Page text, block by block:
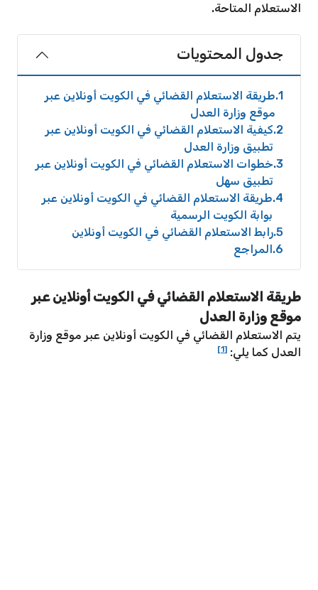
الاستعلام المتاحة.
جدول المحتويات
1 طريقة الاستعلام القضائي في الكويت أونلاين عبر
موقع وزارة العدل
2 كيفية الاستعلام القضائي في الكويت أونلاين عبر
تطبيق وزارة العدل
3 خطوات الاستعلام القضائي في الكويت أونلاين عبر
تطبيق سهل
4 طريقة الاستعلام القضائي في الكويت أونلاين عبر
بوابة الكويت الرسمية
5 رابط الاستعلام القضائي في الكويت أونلاين
6 المراجع
طريقة الاستعلام القضائي في الكويت أونلاين عبر
موقع وزارة العدل
يتم الاستعلام القضائي في الكويت أونلاين عبر موقع وزارة
العدل كما يلي: [1]